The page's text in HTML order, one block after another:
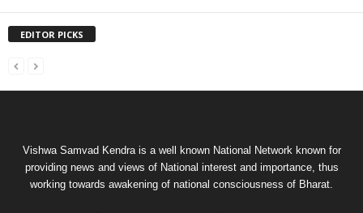
EDITOR PICKS
Vishwa Samvad Kendra is a well known National Network known for
providing news and views of National interest and importance, thus
working towards awakening of national consciousness of Bharat.